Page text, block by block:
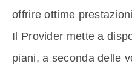
offrire ottime
Il Provider mette a
piani, a seconda delle